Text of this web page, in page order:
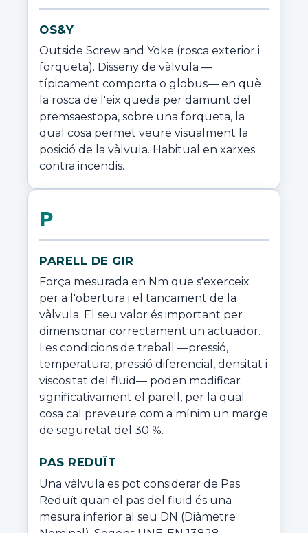
OS&Y
Outside Screw and Yoke (rosca exterior i
forqueta). Disseny de vàlvula —
típicament comporta o globus— en què
la rosca de l'eix queda per damunt del
premsaestopa, sobre una forqueta, la
qual cosa permet veure visualment la
posició de la vàlvula. Habitual en xarxes
contra incendis.
P
PARELL DE GIR
Força mesurada en Nm que s'exerceix
per a l'obertura i el tancament de la
vàlvula. El seu valor és important per
dimensionar correctament un actuador.
Les condicions de treball —pressió,
temperatura, pressió diferencial, densitat i
viscositat del fluid— poden modificar
significativament el parell, per la qual
cosa cal preveure com a mínim un marge
de seguretat del 30 %.
PAS REDUÏT
Una vàlvula es pot considerar de Pas
Reduït quan el pas del fluid és una
mesura inferior al seu DN (Diàmetre